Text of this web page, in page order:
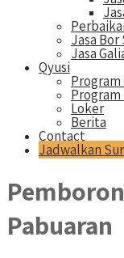
Jasa
Jasa
Qyusi
Program
Loker
Berita
Contact
Jadwalkan
Pabuaran